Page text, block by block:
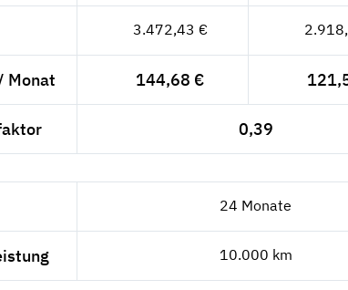
3.472,43 €
Monat 144,68 €
0,39
24 Monate
10.000 km